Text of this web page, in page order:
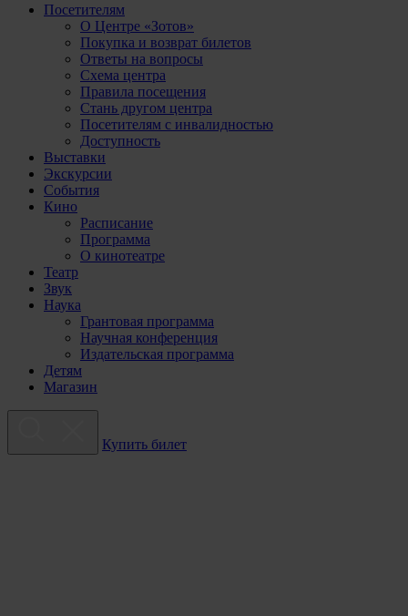
Посетителям
О Центре «Зотов»
Покупка и возврат билетов
Ответы на вопросы
Схема центра
Правила посещения
Стань другом центра
Посетителям с инвалидностью
Доступность
Выставки
Экскурсии
События
Кино
Расписание
Программа
О кинотеатре
Театр
Звук
Наука
Грантовая программа
Научная конференция
Издательская программа
Детям
Магазин
Купить билет